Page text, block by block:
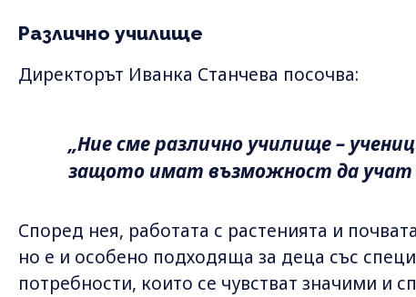
Различно училище
Директорът Иванка Станчева посочва:
„Ние сме различно училище –
защото имат възможност да учат
Според нея, работата с растенията и
но е и особено подходяща за деца със
потребности, които се чувстват значими и